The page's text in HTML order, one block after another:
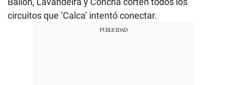
circuitos que ‘Calca’ intentó conectar.